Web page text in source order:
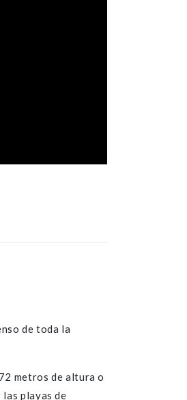
de toda la
metros de altura o
playas de